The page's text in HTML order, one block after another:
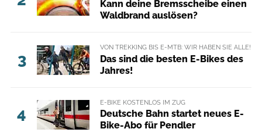
Kann deine Bremsscheibe einen
Waldbrand auslösen?
3
VON TREKKING BIS E-MTB: WIR HABEN SIE ALLE!
Das sind die besten E-Bikes des
Jahres!
4
E-BIKE KOSTENLOS IM ZUG
Deutsche Bahn startet neues E-
Bike-Abo für Pendler